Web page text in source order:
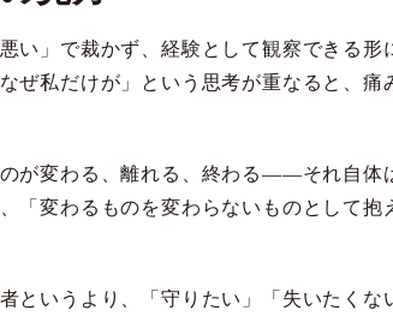
い」で裁かず、経験として観察できる
ぜ私だけが」という思考が重なると、
が変わる、離れる、終わる――それ自体
「変わるものを変わらないものとして
というより、「守りたい」「失いたく